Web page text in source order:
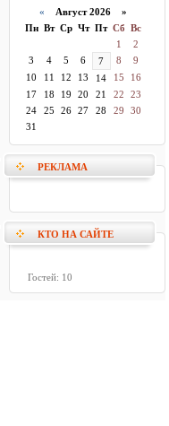
« Август 2026 »
Пн Вт Ср Чт Пт Сб Вс
1
2
3
4 5 6 7 8
9
10
11 12 13 14 15
16
17
18 19 20 21 22
23
24
25 26 27 28 29
30
31
РЕКЛАМА
КТО НА САЙТЕ
Гостей: 10